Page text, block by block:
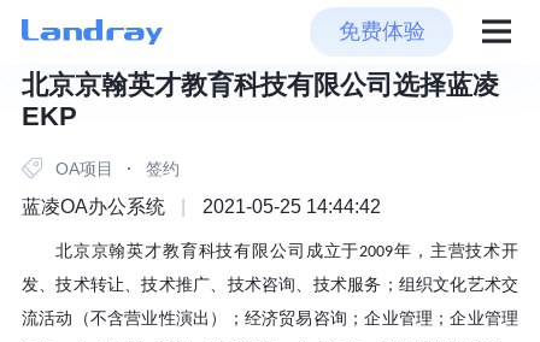
免费体验
北京京翰英才教育科技有限公司选择蓝凌
EKP
OA项目 · 签约
蓝凌OA办公系统 2021-05-25 14:44:42
北京京翰英才教育科技有限公司成立于2009年， 主营技术开
发、技术转让、技术推广、技术咨询、技术服务；组织文化艺术交
流活动（不含营业性演出）；经济贸易咨询；企业管理；企业管理